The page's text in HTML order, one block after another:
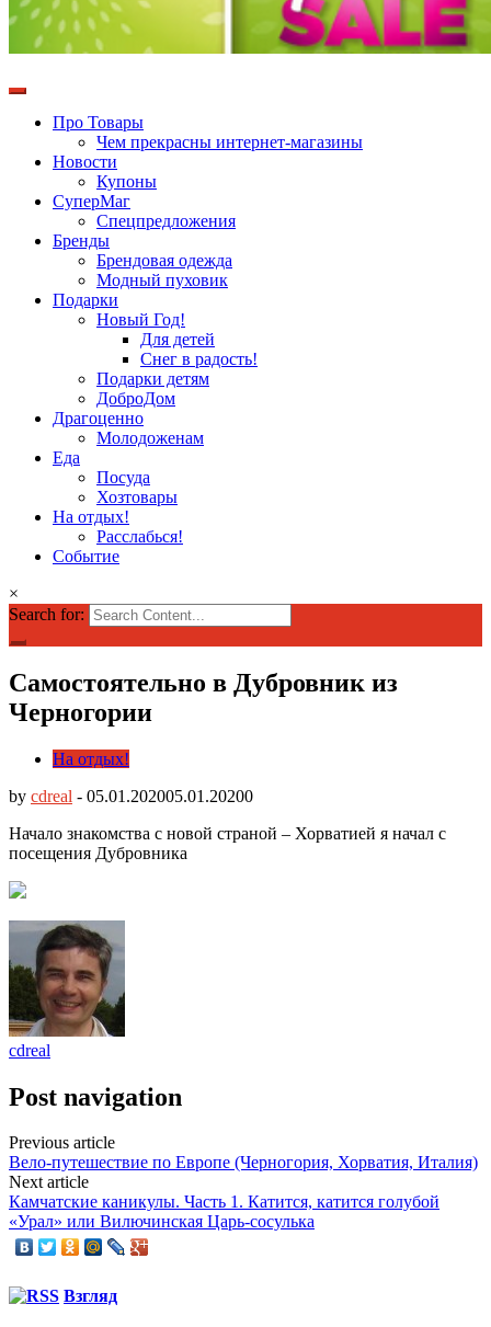
Про Товары
Чем прекрасны интернет-магазины
Новости
Купоны
СуперМаг
Спецпредложения
Бренды
Брендовая одежда
Модный пуховик
Подарки
Новый Год!
Для детей
Снег в радость!
Подарки детям
ДоброДом
Драгоценно
Молодоженам
Еда
Посуда
Хозтовары
На отдых!
Расслабься!
Событие
×
Search for:
Самостоятельно в Дубровник из
Черногории
На отдых!
by cdreal - 05.01.202005.01.20200
Начало знакомства с новой страной – Хорватией я начал с
посещения Дубровника
cdreal
Post navigation
Previous article
Вело-путешествие по Европе (Черногория, Хорватия, Италия)
Next article
Камчатские каникулы. Часть 1. Катится, катится голубой
«Урал» или Вилючинская Царь-сосулька
Взгляд